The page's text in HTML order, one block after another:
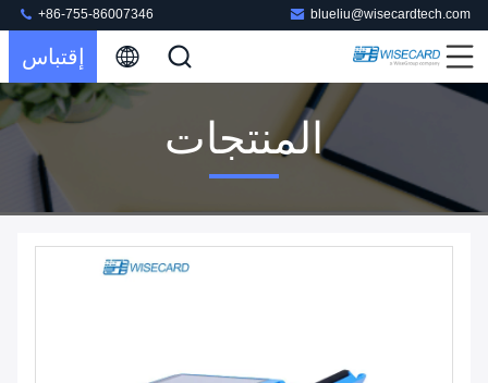
blueliu@wisecardtech.com
+86-755-86007346
إقتباس
المنتجات